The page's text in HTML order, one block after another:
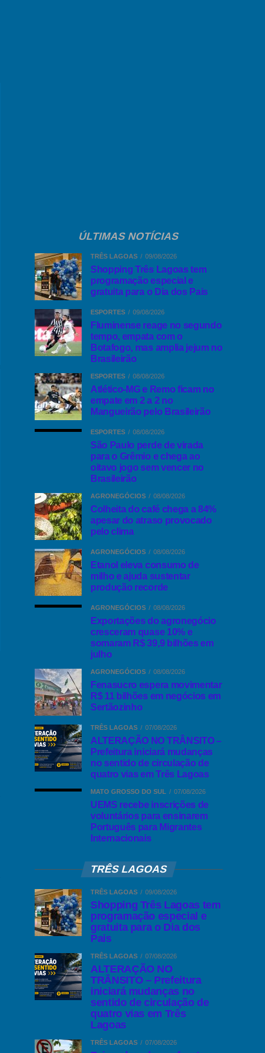
ÚLTIMAS NOTÍCIAS
TRÊS LAGOAS 09/08/2026
Shopping Três Lagoas tem
programação especial e
gratuita para o Dia dos Pais
ESPORTES 09/08/2026
Fluminense reage no segundo
tempo, empata com o
Botafogo, mas amplia jejum no
Brasileirão
ESPORTES 08/08/2026
Atlético-MG e Remo ficam no
empate em 2 a 2 no
Mangueirão pelo Brasileirão
ESPORTES 08/08/2026
São Paulo perde de virada
para o Grêmio e chega ao
oitavo jogo sem vencer no
Brasileirão
AGRONEGÓCIOS 08/08/2026
Colheita do café chega a 84%
apesar do atraso provocado
pelo clima
AGRONEGÓCIOS 08/08/2026
Etanol eleva consumo de
milho e ajuda sustentar
produção recorde
AGRONEGÓCIOS 08/08/2026
Exportações do agronegócio
cresceram quase 10% e
somaram R$ 39,9 bilhões em
julho
AGRONEGÓCIOS 08/08/2026
Fenasucro espera movimentar
R$ 11 bilhões em negócios em
Sertãozinho
TRÊS LAGOAS 07/08/2026
ALTERAÇÃO NO TRÂNSITO –
Prefeitura iniciará mudanças
no sentido de circulação de
quatro vias em Três Lagoas
MATO GROSSO DO SUL 07/08/2026
UEMS recebe inscrições de
voluntários para ensinarem
Português para Migrantes
Internacionais
TRÊS LAGOAS
TRÊS LAGOAS 09/08/2026
Shopping Três Lagoas tem
programação especial e
gratuita para o Dia dos
Pais
TRÊS LAGOAS 07/08/2026
ALTERAÇÃO NO
TRÂNSITO – Prefeitura
iniciará mudanças no
sentido de circulação de
quatro vias em Três
Lagoas
TRÊS LAGOAS 07/08/2026